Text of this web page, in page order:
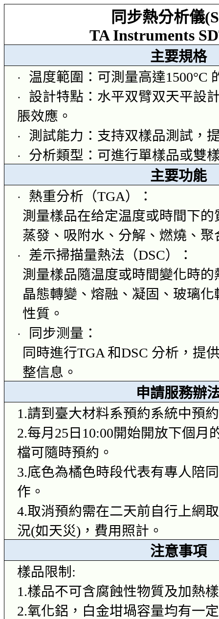
同步熱分析儀
TA Instruments
主要規格
· 温度範圍：可測量高達1500°C
·
設計特點：水平双臂双天平設
脹效應。
· 測試能力：支持双樣品測試，
· 分析類型：可進行單樣品或雙
主要功能
· 熱重分析 （TGA）：
測量樣品在给定温度或時間下
蒸發、吸附水、分解、燃燒、聚
· 差示掃描量熱法（DSC）：
測量樣品隨温度或時間變化時
晶態轉變、熔融、凝固、玻璃
性質。
·
同步测量：
同時進行TGA 和DSC 分析，提
整信息。
申請服務辦
1.請到臺大材料系預約系統中預約
2.每月 25 日 10:00開始開放下個月
檔可隨時預約。
3.底色為橘色時段代表有專人陪
作。
4.取消預約需在二天前自行上網
況(如天災) ， 費用照計 。
注意事項
樣品限制 :
1.樣品不可含腐蝕性物質及加熱
2.氧化鋁，白金坩堝容量均有一定